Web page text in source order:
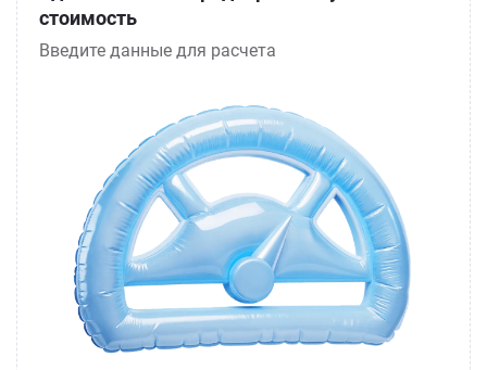
стоимость
Введите данные для расчета